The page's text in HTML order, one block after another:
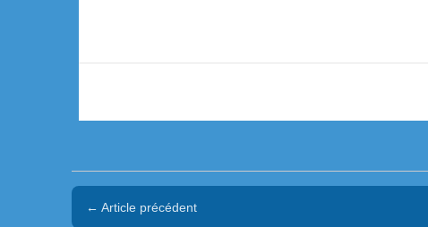
← Article précédent